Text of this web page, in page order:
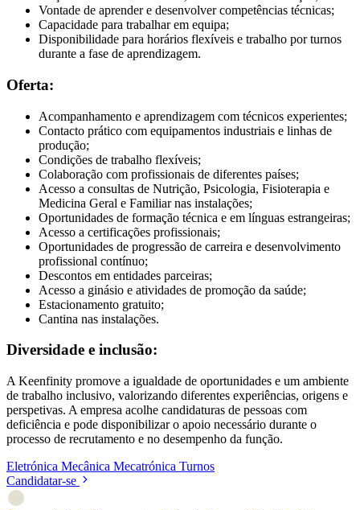
Vontade de aprender e desenvolver competências técnicas;
Capacidade para trabalhar em equipa;
Disponibilidade para horários flexíveis e trabalho por turnos
durante a fase de aprendizagem.
Oferta:
Acompanhamento e aprendizagem com técnicos experientes;
Contacto prático com equipamentos industriais e linhas de
produção;
Condições de trabalho flexíveis;
Colaboração com profissionais de diferentes países;
Acesso a consultas de Nutrição, Psicologia, Fisioterapia e
Medicina Geral e Familiar nas instalações;
Oportunidades de formação técnica e em línguas estrangeiras;
Acesso a certificações profissionais;
Oportunidades de progressão de carreira e desenvolvimento
profissional contínuo;
Descontos em entidades parceiras;
Acesso a ginásio e atividades de promoção da saúde;
Estacionamento gratuito;
Cantina nas instalações.
Diversidade e inclusão:
A Keenfinity promove a igualdade de oportunidades e um ambiente
de trabalho inclusivo, valorizando diferentes experiências, origens e
perspetivas. A empresa acolhe candidaturas de pessoas com
deficiência e pode disponibilizar o apoio necessário durante o
processo de recrutamento e no desempenho da função.
Eletrónica Mecânica Mecatrónica Turnos
Candidatar-se